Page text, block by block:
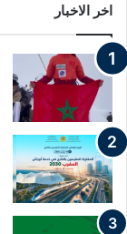
اخر الاخبار